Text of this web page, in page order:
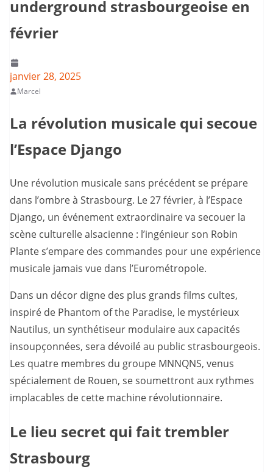
underground strasbourgeoise en
février
janvier 28, 2025
Marcel
La révolution musicale qui secoue
l’Espace Django
Une révolution musicale sans précédent se prépare
dans l’ombre à Strasbourg. Le 27 février, à l’Espace
Django, un événement extraordinaire va secouer la
scène culturelle alsacienne : l’ingénieur son Robin
Plante s’empare des commandes pour une expérience
musicale jamais vue dans l’Eurométropole.
Dans un décor digne des plus grands films cultes,
inspiré de Phantom of the Paradise, le mystérieux
Nautilus, un synthétiseur modulaire aux capacités
insoupçonnées, sera dévoilé au public strasbourgeois.
Les quatre membres du groupe MNNQNS, venus
spécialement de Rouen, se soumettront aux rythmes
implacables de cette machine révolutionnaire.
Le lieu secret qui fait trembler
Strasbourg